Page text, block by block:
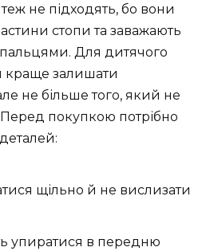
теж не підходять, бо вони
стопи та заважають
Для дитячого
краще залишати
не більше того, який не
покупкою потрібно
щільно й не вислизати
упиратися в передню